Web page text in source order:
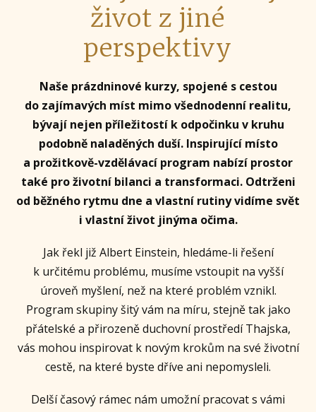
život z jiné
perspektivy
Naše prázdninové kurzy, spojené s cestou
do zajímavých míst mimo všednodenní realitu,
bývají nejen příležitostí k odpočinku v kruhu
podobně naladěných duší. Inspirující místo
a prožitkově-vzdělávací program nabízí prostor
také pro životní bilanci a transformaci. Odtrženi
od běžného rytmu dne a vlastní rutiny vidíme svět
i vlastní život jinýma očima.
Jak řekl již Albert Einstein, hledáme-li řešení
k určitému problému, musíme vstoupit na vyšší
úroveň myšlení, než na které problém vznikl.
Program skupiny šitý vám na míru, stejně tak jako
přátelské a přirozeně duchovní prostředí Thajska,
vás mohou inspirovat k novým krokům na své životní
cestě, na které byste dříve ani nepomysleli.
Delší časový rámec nám umožní pracovat s vámi